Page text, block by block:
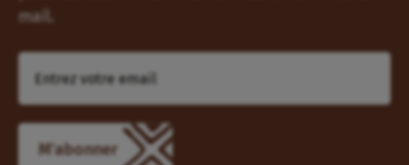
mail.